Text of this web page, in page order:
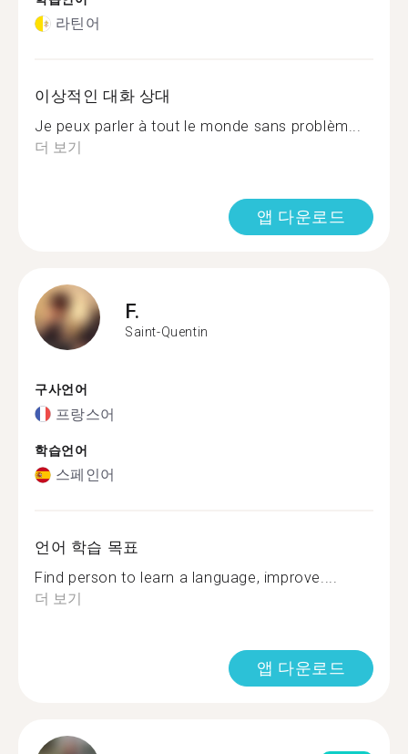
라틴어
이상적인 대화 상대
Je peux parler à tout le monde sans problèm...
더 보기
앱 다운로드
F.
Saint-Quentin
구사언어
프랑스어
학습언어
스페인어
언어 학습 목표
Find person to learn a language, improve....
더 보기
앱 다운로드